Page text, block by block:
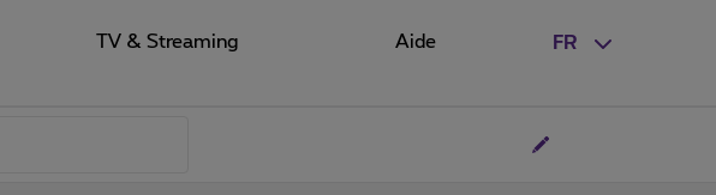
FR
TV & Streaming Aide